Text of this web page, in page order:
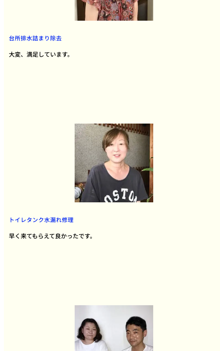
台所排水詰まり除去
大変、満足しています。
トイレタンク水漏れ修理
早く来てもらえて良かったです。